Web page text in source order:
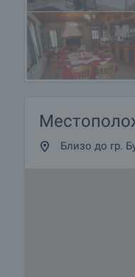
Близо до гр.